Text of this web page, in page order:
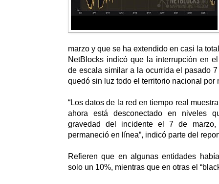
marzo y que se ha extendido en casi la
NetBlocks indicó que la interrupción en
de escala similar a la ocurrida el pasado
quedó sin luz todo el territorio nacional por
“Los datos de la red en tiempo real
ahora está desconectado en niveles
gravedad del incidente el 7 de
permaneció en línea”, indicó parte del
Refieren que en algunas entidades
solo un 10%, mientras que en otras el